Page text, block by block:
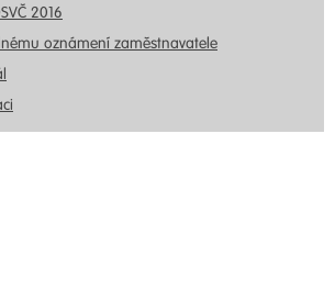
2016
oznámení zaměstnavatele